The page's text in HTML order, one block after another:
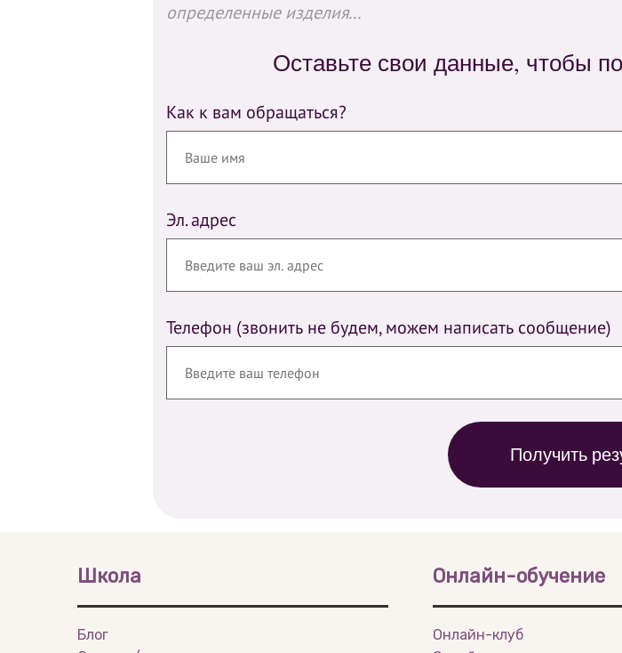
определенные изделия...
Оставьте свои данные, чтобы
Как к вам обращаться?
Эл. адрес
Телефон (звонить не будем, можем написать сообщение)
Получить
Школа
Блог
Онлайн-обучение
Онлайн-клуб